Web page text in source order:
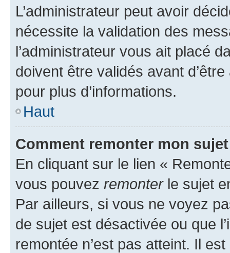
L’administrateur peut avoir
nécessite la validation des
l’administrateur vous ait placé
doivent être validés avant
pour plus d’informations.
Haut
Comment remonter mon
En cliquant sur le lien «
vous pouvez remonterle sujet
Par ailleurs, si vous ne voyez
de sujet est désactivée ou que
remontée n’est pas atteint. Il